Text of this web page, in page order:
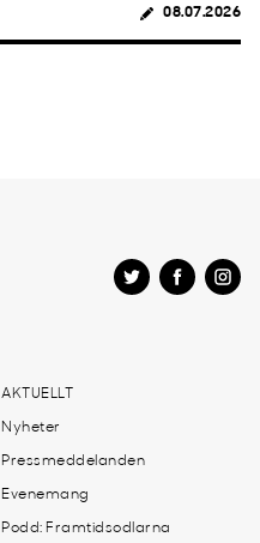
08.07.2026
AKTUELLT
Nyheter
Pressmeddelanden
Evenemang
Podd: Framtidsodlarna